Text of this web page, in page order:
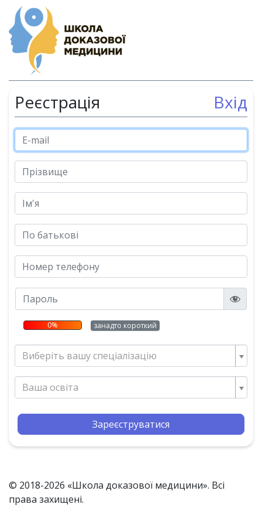
Реєстрація Вхід
0% занадто короткий
Виберіть вашу спеціалізацію
Ваша освіта
Зареєструватися
© 2018-2026 «Школа доказової медицини». Всі
права захищені.